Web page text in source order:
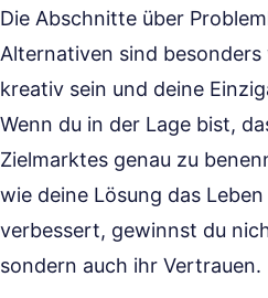
Die Abschnitte über
Alternativen sind
kreativ sein und deine
Wenn du in der Lage bist,
Zielmarktes genau zu
wie deine Lösung das
verbessert, gewinnst du
sondern auch ihr Vertrauen.